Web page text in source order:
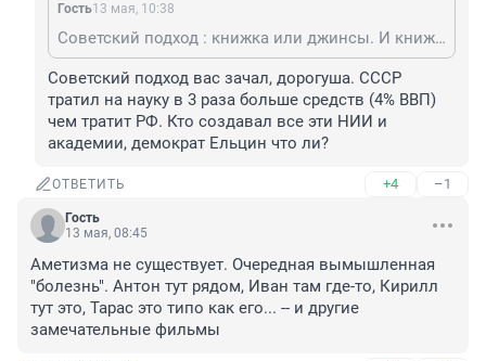
Гость13 мая, 10:38
Советский подход : книжка или джинсы. И книжка и джинсы.
Советский подход вас зачал, дорогуша. СССР
тратил на науку в 3 раза больше средств (4% ВВП)
чем тратит РФ. Кто создавал все эти НИИ и
академии, демократ Ельцин что ли?
ОТВЕТИТЬ +4 –1
Гость
13 мая, 08:45
Аметизма не существует. Очередная вымышленная
"болезнь". Антон тут рядом, Иван там где-то, Кирилл
тут это, Тарас это типо как его... -- и другие
замечательные фильмы